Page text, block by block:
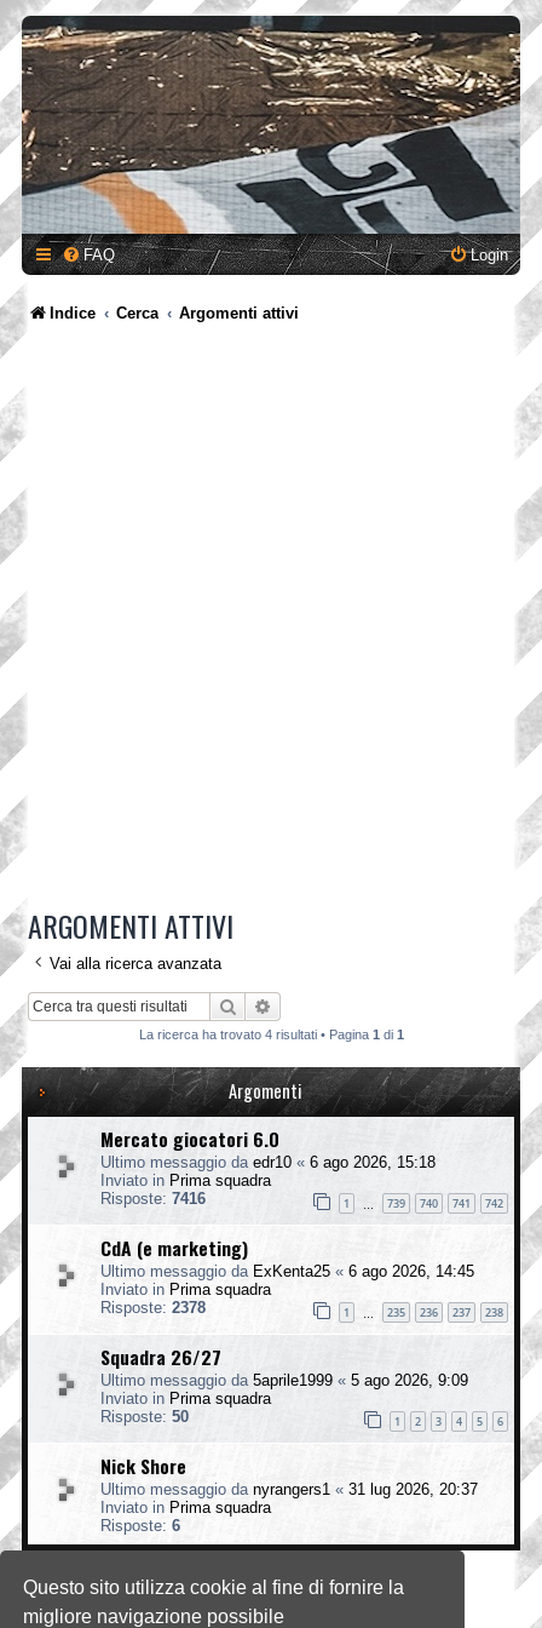
Questo sito utilizza cookie al fine di fornire la
migliore navigazione possibile
FAQ Login
Indice Cerca Argomenti attivi
ARGOMENTI ATTIVI
Vai alla ricerca avanzata
Cerca
La ricerca ha trovato 4 risultati • Pagina 1 di 1
Argomenti
Mercato giocatori 6.0
Ultimo messaggio da edr10 « 6 ago 2026, 15:18
Inviato in Prima squadra
Risposte: 7416 1 739 740 741 742
CdA (e marketing)
Ultimo messaggio da ExKenta25 « 6 ago 2026, 14:45
Inviato in Prima squadra
Risposte: 2378 1 235 236 237 238
Squadra 26/27
Ultimo messaggio da 5aprile1999 « 5 ago 2026, 9:09
Inviato in Prima squadra
Risposte: 50 1 2 3 4 5 6
Nick Shore
Ultimo messaggio da nyrangers1 « 31 lug 2026, 20:37
Inviato in Prima squadra
Risposte: 6